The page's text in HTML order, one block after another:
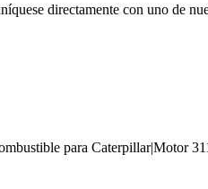
directamente con uno de
para Caterpillar|Motor